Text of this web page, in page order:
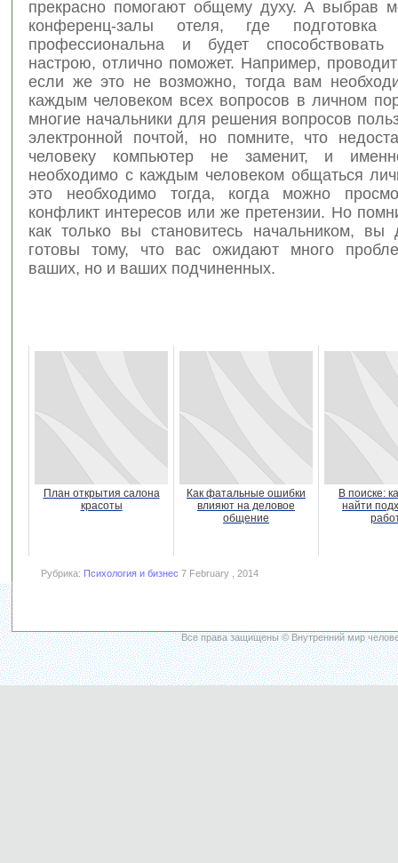
прекрасно помогают общему духу. А выбрав
конференц-залы отеля, где подготовка
профессиональна и будет способствовать
настрою, отлично поможет. Например,
если же это не возможно, тогда вам
каждым человеком всех вопросов в личном
многие начальники для решения вопросов
электронной почтой, но помните, что
человеку компьютер не заменит, и
необходимо с каждым человеком общаться
это необходимо тогда, когда можно
конфликт интересов или же претензии. Но
как только вы становитесь начальником,
готовы тому, что вас ожидают много
ваших, но и ваших подчиненных.
План открытия салона
красоты
Как фатальные ошибки
влияют на деловое
общение
В поиске:
найти
Рубрика: Психология и бизнес 7 February , 2014
Все права защищены © Внутренний мир